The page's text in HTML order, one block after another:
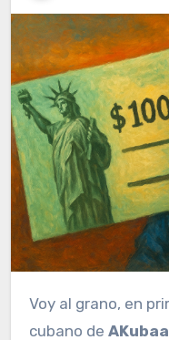
Voy al grano, en primera persona y con el sello
cubano de AKubaa